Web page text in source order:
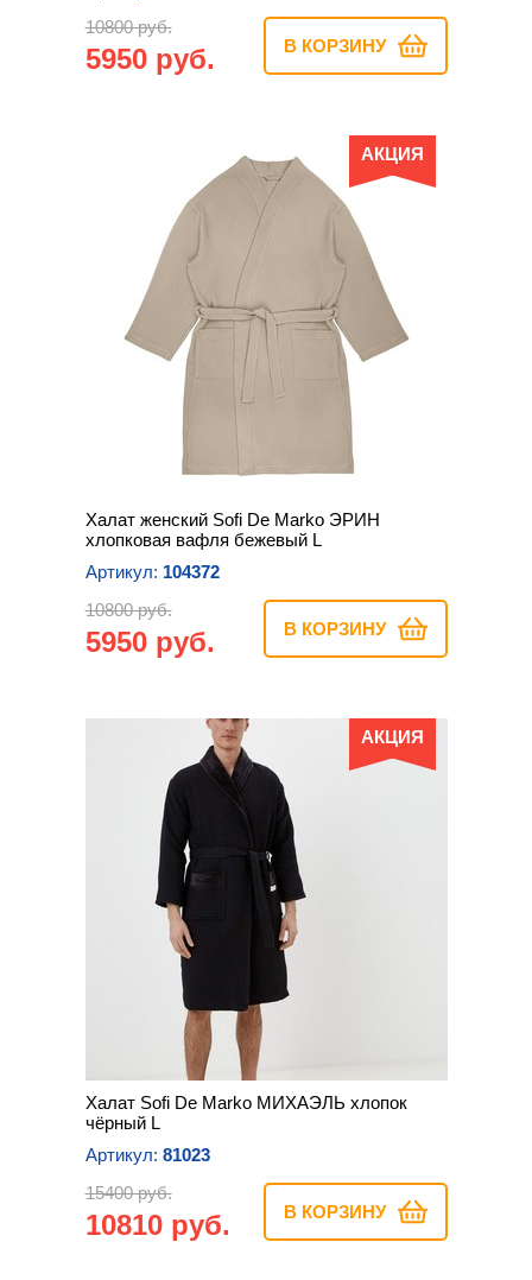
10800 руб.
5950 руб. В КОРЗИНУ
АКЦИЯ
Халат женский Sofi De Marko ЭРИН
хлопковая вафля бежевый L
Артикул: 104372
10800 руб.
5950 руб. В КОРЗИНУ
АКЦИЯ
Халат Sofi De Marko МИХАЭЛЬ хлопок
чёрный L
Артикул: 81023
15400 руб.
10810 руб. В КОРЗИНУ